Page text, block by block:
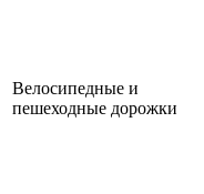
Велосипедные и
пешеходные дорожки